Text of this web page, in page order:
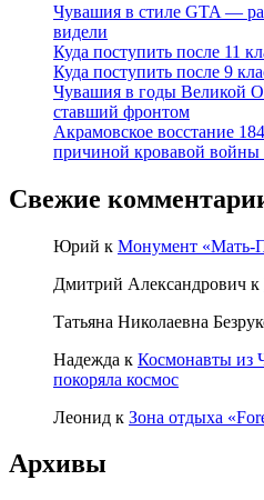
Чувашия в стиле GTA —
видели
Куда поступить после 11
Куда поступить после 9
Чувашия в годы Великой
ставший фронтом
Акрамовское восстание
причиной кровавой войны
Свежие
Юрий к Монумент «Мать-
Дмитрий Александрович к
Татьяна Николаевна
Надежда к Космонавты из
покоряла космос
Леонид к Зона отдыха
Архивы